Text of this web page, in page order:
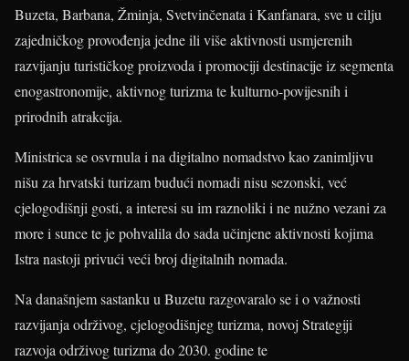
Buzeta, Barbana, Žminja, Svetvinčenata i Kanfanara, sve u cilju
zajedničkog provođenja jedne ili više aktivnosti usmjerenih
razvijanju turističkog proizvoda i promociji destinacije iz segmenta
enogastronomije, aktivnog turizma te kulturno-povijesnih i
prirodnih atrakcija.
Ministrica se osvrnula i na digitalno nomadstvo kao zanimljivu
nišu za hrvatski turizam budući nomadi nisu sezonski, već
cjelogodišnji gosti, a interesi su im raznoliki i ne nužno vezani za
more i sunce te je pohvalila do sada učinjene aktivnosti kojima
Istra nastoji privući veći broj digitalnih nomada.
Na današnjem sastanku u Buzetu razgovaralo se i o važnosti
razvijanja održivog, cjelogodišnjeg turizma, novoj Strategiji
razvoja održivog turizma do 2030. godine te